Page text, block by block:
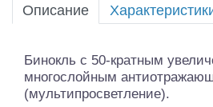
Описание
Бинокль с 50-кратным
многослойным
(мультипросветление).